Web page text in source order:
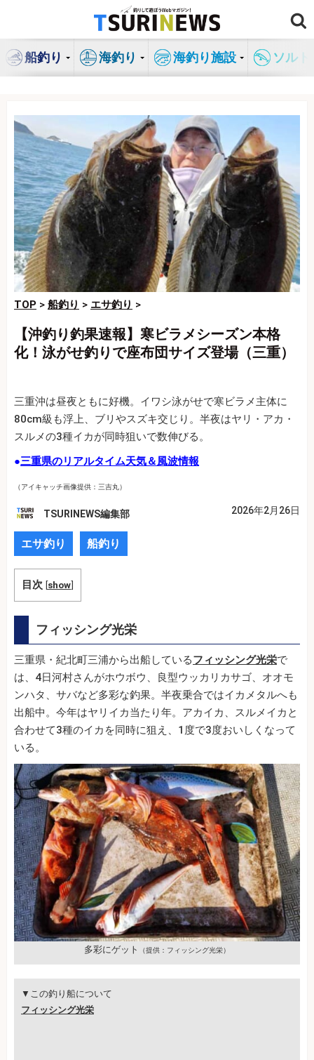
ン
船釣り 海釣り 海釣り施設 ソル
TOP > 船釣り > エサ釣り >
【沖釣り釣果速報】寒ビラメシーズン本格
化！泳がせ釣りで座布団サイズ登場（三重）
三重沖は昼夜ともに好機。イワシ泳がせで寒ビラメ主体に
80cm級も浮上、ブリやスズキ交じり。半夜はヤリ・アカ・
スルメの3種イカが同時狙いで数伸びる。
●三重県のリアルタイム天気＆風波情報
（アイキャッチ画像提供：三吉丸）
TSURINEWS編集部 2026年2月26日
エサ釣り 船釣り
目次 [show]
フィッシング光栄
三重県・紀北町三浦から出船しているフィッシング光栄で
は、4日河村さんがホウボウ、良型ウッカリカサゴ、オオモ
ンハタ、サバなど多彩な釣果。半夜乗合ではイカメタルへも
出船中。今年はヤリイカ当たり年。アカイカ、スルメイカと
合わせて3種のイカを同時に狙え、1度で3度おいしくなって
いる。
多彩にゲット （提供：フィッシング光栄）
▼この釣り船について
フィッシング光栄